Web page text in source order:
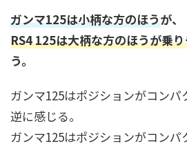
ガンマ125は小柄な方のほうが、
RS4 125は大柄な方のほうが乗
う。
ガンマ125はポジションがコンパ
逆に感じる。
ガンマ125はポジションがコンパ